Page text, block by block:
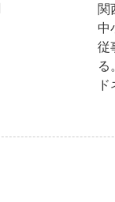
関
中
従
る